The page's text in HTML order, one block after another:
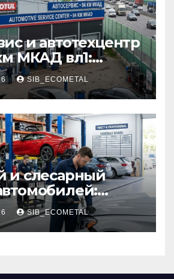
и автотехцентр
МКАД вл1:
услуг и режим
SIB_ECOMETAL
и слесарный
производителя
работ
SIB_ECOMETAL